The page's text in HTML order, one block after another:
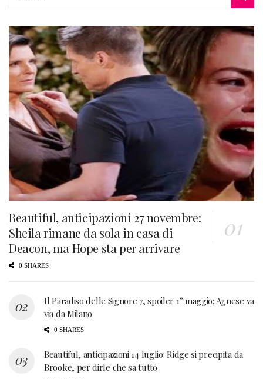
Beautiful, anticipazioni 27 novembre:
Sheila rimane da sola in casa di
Deacon, ma Hope sta per arrivare
0 SHARES
Il Paradiso delle Signore 7, spoiler 1° maggio: Agnese va
via da Milano
0 SHARES
Beautiful, anticipazioni 14 luglio: Ridge si precipita da
Brooke, per dirle che sa tutto